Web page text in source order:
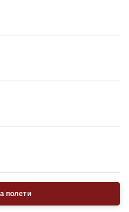
полети